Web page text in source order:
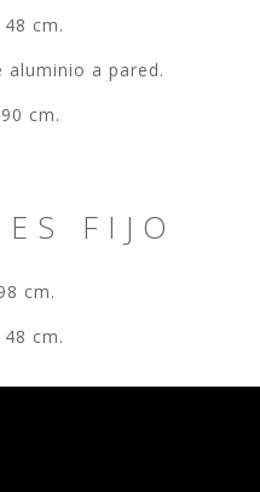
cm.
aluminio a pared.
cm.
FIJO
cm.
cm.